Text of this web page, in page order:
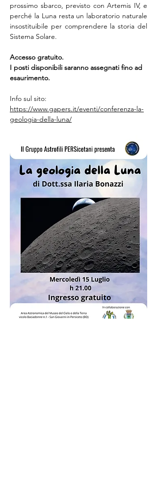
prossimo sbarco, previsto con Artemis IV, e
perché la Luna resta un laboratorio naturale
insostituibile per comprendere la storia del
Sistema Solare.
Accesso gratuito.
I posti disponibili saranno assegnati fino ad
esaurimento.
Info sul sito:
https://www.gapers.it/eventi/conferenza-la-
geologia-della-luna/